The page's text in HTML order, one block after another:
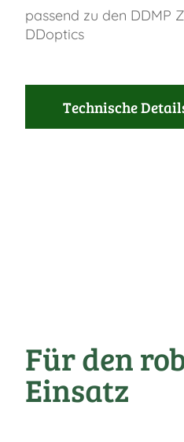
passend zu den DDMP
DDoptics
Technische
Für den
Einsatz